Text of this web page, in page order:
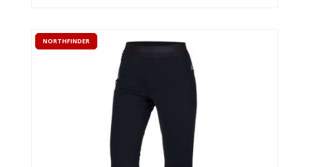
NORTHFINDER